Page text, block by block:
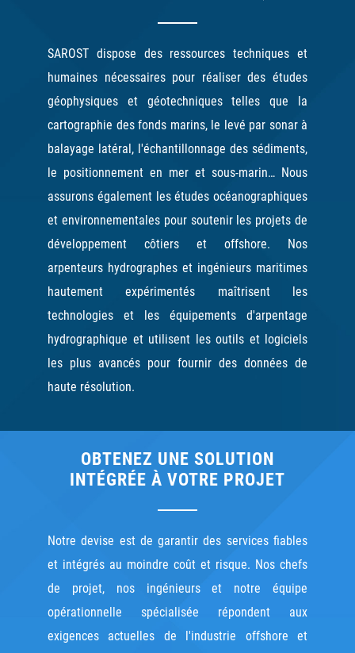
SAROST dispose des ressources techniques et
humaines nécessaires pour réaliser des études
géophysiques et géotechniques telles que la
cartographie des fonds marins, le levé par sonar à
balayage latéral, l'échantillonnage des sédiments,
le positionnement en mer et sous-marin… Nous
assurons également les études océanographiques
et environnementales pour soutenir les projets de
développement côtiers et offshore. Nos
arpenteurs hydrographes et ingénieurs maritimes
hautement expérimentés maîtrisent les
technologies et les équipements d'arpentage
hydrographique et utilisent les outils et logiciels
les plus avancés pour fournir des données de
haute résolution.
OBTENEZ UNE SOLUTION
INTÉGRÉE À VOTRE PROJET
Notre devise est de garantir des services fiables
et intégrés au moindre coût et risque. Nos chefs
de projet, nos ingénieurs et notre équipe
opérationnelle spécialisée répondent aux
exigences actuelles de l'industrie offshore et